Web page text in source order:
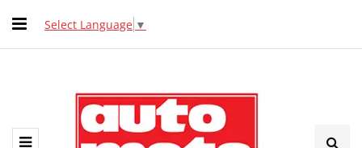
Select Language ▼